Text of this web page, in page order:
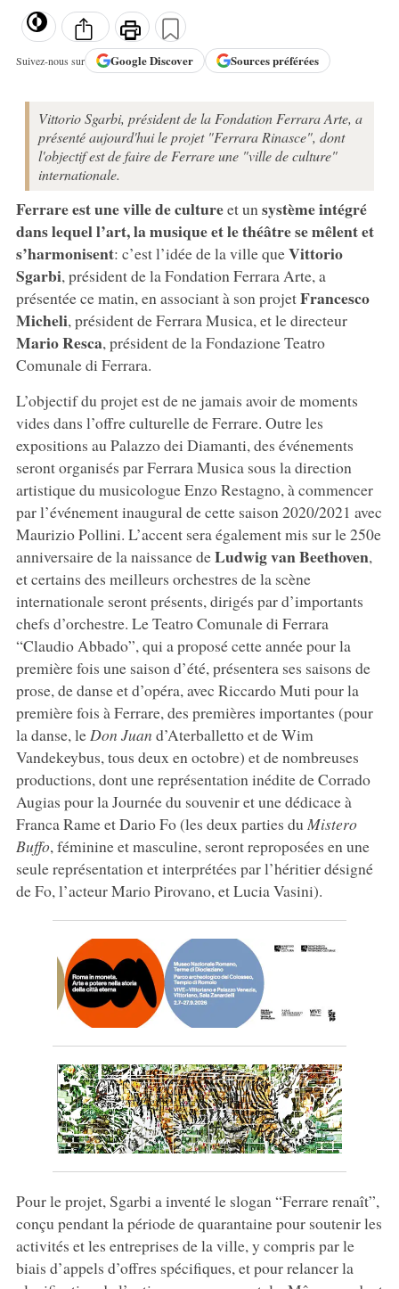
Suivez-nous sur GoogleDiscover Sources préférées
Vittorio Sgarbi, président de la Fondation Ferrara Arte, a
présenté aujourd'hui le projet "Ferrara Rinasce", dont
l'objectif est de faire de Ferrare une "ville de culture"
internationale.
Ferrare est une ville de cultureet un système intégré
dans lequel l’art, la musique et le théâtre se mêlent et
s’harmonisent: c’est l’idée de la ville queVittorio
Sgarbi, président de la Fondation Ferrara Arte, a
présentée ce matin, en associant à son projetFrancesco
Micheli, président de Ferrara Musica, et le directeur
Mario Resca, président de la Fondazione Teatro
Comunale di Ferrara.
L’objectif du projet est de ne jamais avoir de moments
vides dans l’offre culturelle de Ferrare. Outre les
expositions au Palazzo dei Diamanti, des événements
seront organisés par Ferrara Musica sous la direction
artistique du musicologue Enzo Restagno, à commencer
par l’événement inaugural de cette saison 2020/2021 avec
Maurizio Pollini. L’accent sera également mis sur le 250e
anniversaire de la naissance deLudwig van Beethoven,
et certains des meilleurs orchestres de la scène
internationale seront présents, dirigés par d’importants
chefs d’orchestre. Le Teatro Comunale di Ferrara
“Claudio Abbado”, qui a proposé cette année pour la
première fois une saison d’été, présentera ses saisons de
prose, de danse et d’opéra, avec Riccardo Muti pour la
première fois à Ferrare, des premières importantes (pour
la danse, le Don Juan d’Aterballetto et de Wim
Vandekeybus, tous deux en octobre) et de nombreuses
productions, dont une représentation inédite de Corrado
Augias pour la Journée du souvenir et une dédicace à
Franca Rame et Dario Fo (les deux parties du Mistero
Buffo, féminine et masculine, seront reproposées en une
seule représentation et interprétées par l’héritier désigné
de Fo, l’acteur Mario Pirovano, et Lucia Vasini).
Pour le projet, Sgarbi a inventé le slogan “Ferrare renaît”,
conçu pendant la période de quarantaine pour soutenir les
activités et les entreprises de la ville, y compris par le
biais d’appels d’offres spécifiques, et pour relancer la